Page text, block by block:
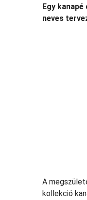
Egy
neves
A
kollekció